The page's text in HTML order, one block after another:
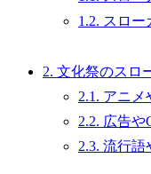
1.2. スロー
2. 文化祭のスロ
2.1. アニメ
2.2. 広告や
2.3. 流行語